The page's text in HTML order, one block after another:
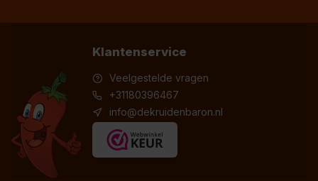
Klantenservice
Veelgestelde vragen
+31180396467
info@dekruidenbaron.nl